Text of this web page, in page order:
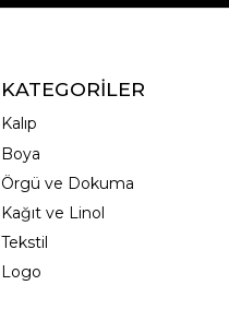
KATEGORİLER
Kalıp
Boya
Örgü ve Dokuma
Kağıt ve Linol
Tekstil
Logo